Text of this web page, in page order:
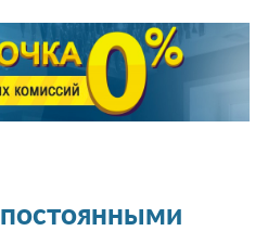
постоянными